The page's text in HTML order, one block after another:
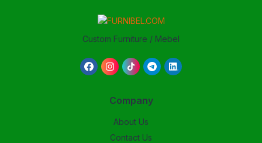
Custom Furniture / Mebel
Company
About Us
Contact Us